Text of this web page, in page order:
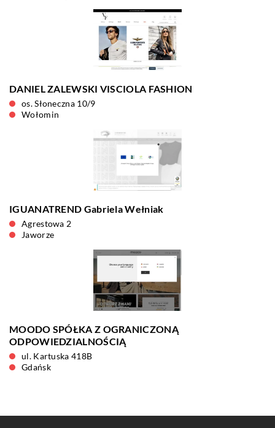
DANIEL ZALEWSKI VISCIOLA FASHION
os. Słoneczna 10/9
Wołomin
IGUANATREND Gabriela Wełniak
Agrestowa 2
Jaworze
MOODO SPÓŁKA Z OGRANICZONĄ
ODPOWIEDZIALNOŚCIĄ
ul. Kartuska 418B
Gdańsk